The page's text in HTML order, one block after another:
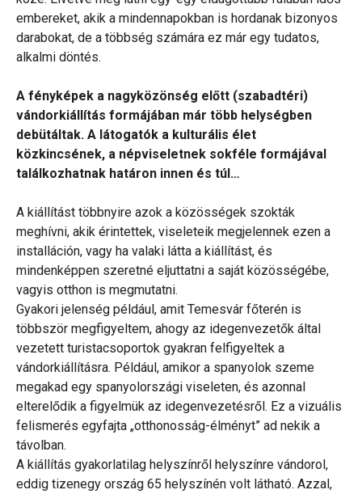
embereket, akik a mindennapokban is hordanak bizonyos
darabokat, de a többség számára ez már egy tudatos,
alkalmi döntés.
A fényképek a nagyközönség előtt (szabadtéri)
vándorkiállítás formájában már több helységben
debütáltak. A látogatók a kulturális élet
közkincsének, a népviseletnek sokféle formájával
találkozhatnak határon innen és túl…
A kiállítást többnyire azok a közösségek szokták
meghívni, akik érintettek, viseleteik megjelennek ezen a
installáción, vagy ha valaki látta a kiállítást, és
mindenképpen szeretné eljuttatni a saját közösségébe,
vagyis otthon is megmutatni.
Gyakori jelenség például, amit Temesvár főterén is
többször megfigyeltem, ahogy az idegenvezetők által
vezetett turistacsoportok gyakran felfigyeltek a
vándorkiállításra. Például, amikor a spanyolok szeme
megakad egy spanyolországi viseleten, és azonnal
elterelődik a figyelmük az idegenvezetésről. Ez a vizuális
felismerés egyfajta „otthonosság-élményt” ad nekik a
távolban.
A kiállítás gyakorlatilag helyszínről helyszínre vándorol,
eddig tizenegy ország 65 helyszínén volt látható. Azzal,